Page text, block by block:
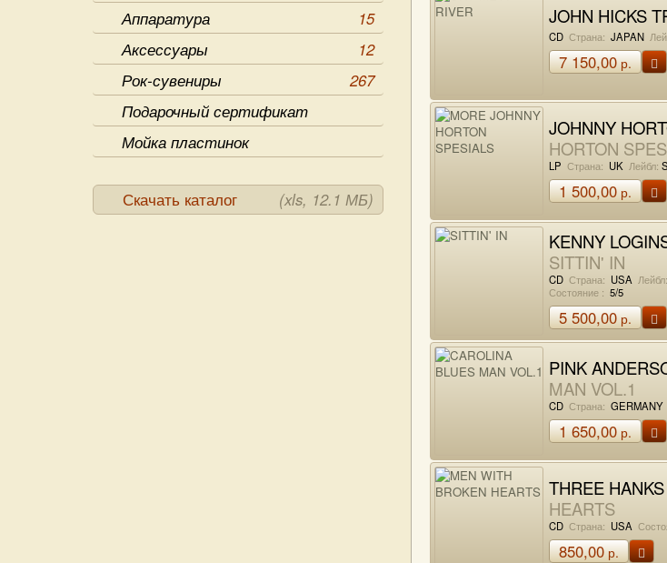
Аппаратура
15
Аксессуары
12
Рок-сувениры
267
Подарочный сертификат
Мойка пластинок
Скачать каталог (xls, 12.1 МБ)
JOHN HICKS
CD Страна: JAPAN
7 150,00р.
JOHNNY
HORTON
LP Страна: UK Лейбл:
1 500,00р.
KENNY
SITTIN' IN
CD Страна: USA Лейбл:
Состояние : 5/5
5 500,00р.
PINK
MAN VOL.1
CD Страна: GERMANY
1 650,00р.
THREE HANKS
HEARTS
CD Страна: USA
850,00р.